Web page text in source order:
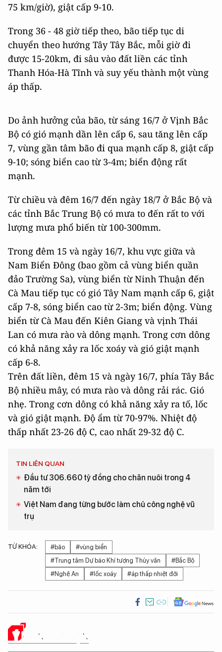
75 km/giờ), giật cấp 9-10.
Trong 36 - 48 giờ tiếp theo, bão tiếp tục di
chuyển theo hướng Tây Tây Bắc, mỗi giờ đi
được 15-20km, đi sâu vào đất liền các tỉnh
Thanh Hóa-Hà Tĩnh và suy yếu thành một vùng
áp thấp.
Do ảnh hưởng của bão, từ sáng 16/7 ở Vịnh Bắc
Bộ có gió mạnh dần lên cấp 6, sau tăng lên cấp
7, vùng gần tâm bão đi qua mạnh cấp 8, giật cấp
9-10; sóng biển cao từ 3-4m; biển động rất
mạnh.
Từ chiều và đêm 16/7 đến ngày 18/7 ở Bắc Bộ và
các tỉnh Bắc Trung Bộ có mưa to đến rất to với
lượng mưa phổ biến từ 100-300mm.
Trong đêm 15 và ngày 16/7, khu vực giữa và
Nam Biển Đông (bao gồm cả vùng biển quần
đảo Trường Sa), vùng biển từ Ninh Thuận đến
Cà Mau tiếp tục có gió Tây Nam mạnh cấp 6, giật
cấp 7-8, sóng biển cao từ 2-3m; biển động. Vùng
biển từ Cà Mau đến Kiên Giang và vịnh Thái
Lan có mưa rào và dông mạnh. Trong cơn dông
có khả năng xảy ra lốc xoáy và gió giật mạnh
cấp 6-8.
Trên đất liền, đêm 15 và ngày 16/7, phía Tây Bắc
Bộ nhiều mây, có mưa rào và dông rải rác. Gió
nhẹ. Trong cơn dông có khả năng xảy ra tố, lốc
và gió giật mạnh. Độ ẩm từ 70-97%. Nhiệt độ
thấp nhất 23-26 độ C, cao nhất 29-32 độ C.
TIN LIÊN QUAN
Đầu tư 306.660 tỷ đồng cho chăn nuôi trong 4
năm tới
Việt Nam đang từng bước làm chủ công nghệ vũ
trụ
TỪ KHÓA: #bão
#vùng biển
#Trung tâm Dự báo Khí tượng Thủy văn
#Bắc Bộ
#Nghệ An
#lốc xoáy #áp thấp nhiệt đới
Ý KIẾN CỦA BẠN